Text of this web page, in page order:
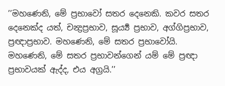
’’මහණෙනි, මේ ප්‍රභාවෝ සතර දෙනෙකි. කවර සතර
දෙනෙක්ද යත්, චන්‍ද්‍රප්‍රභාව, සූර්‍ය්‍ය ප්‍රභාව, අග්ගිප්‍රභාව,
ප්‍රඥාප්‍රභාව. මහණෙනි, මේ සතර ප්‍රභාවෝයි.
මහණෙනි, මේ සතර ප්‍රභාවන්ගෙන් යම් මේ ප්‍රඥා
ප්‍රභාවයක් ඇද්ද, එය අග්‍රයි.’’